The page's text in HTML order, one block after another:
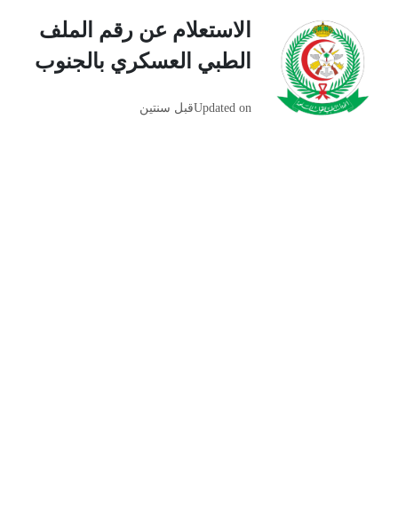
الاستعلام عن رقم الملف
الطبي العسكري بالجنوب
Updated onقبل سنتين